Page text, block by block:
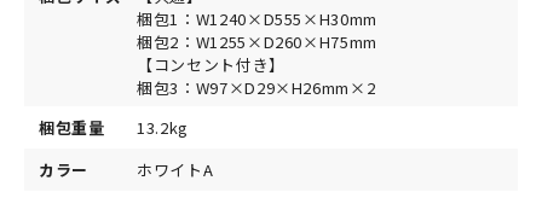
梱包1：W1240×D555×H30mm
梱包2：W1255×D260×H75mm
【コンセント付き】
梱包3：W97×D29×H26mm×2
梱包重量
13.2kg
カラー
ホワイトA